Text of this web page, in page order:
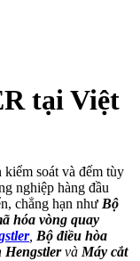
tại Việt
kiểm soát và đếm tùy
nghiệp hàng đầu
chẳng hạn như Bộ
hóa vòng quay
, Bộ điều hòa
Hengstlervà Máy cắt